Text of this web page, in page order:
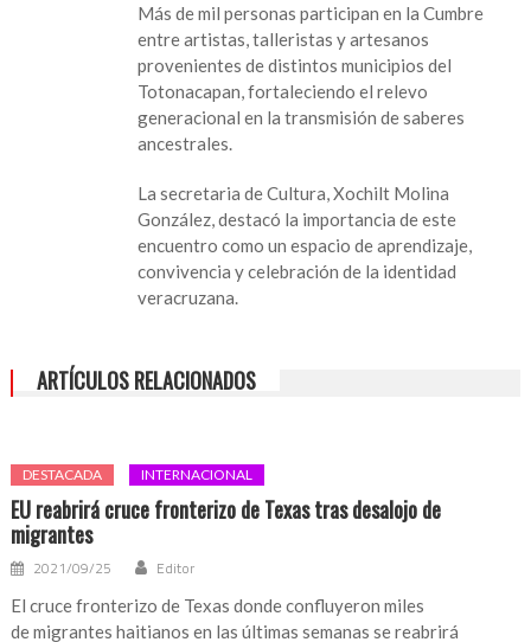
Más de mil personas participan en la Cumbre
entre artistas, talleristas y artesanos
provenientes de distintos municipios del
Totonacapan, fortaleciendo el relevo
generacional en la transmisión de saberes
ancestrales.
La secretaria de Cultura, Xochilt Molina
González, destacó la importancia de este
encuentro como un espacio de aprendizaje,
convivencia y celebración de la identidad
veracruzana.
ARTÍCULOS RELACIONADOS
DESTACADA INTERNACIONAL
EU reabrirá cruce fronterizo de Texas tras desalojo de
migrantes
2021/09/25 Editor
El cruce fronterizo de Texas donde confluyeron miles
de migrantes haitianos en las últimas semanas se reabrirá